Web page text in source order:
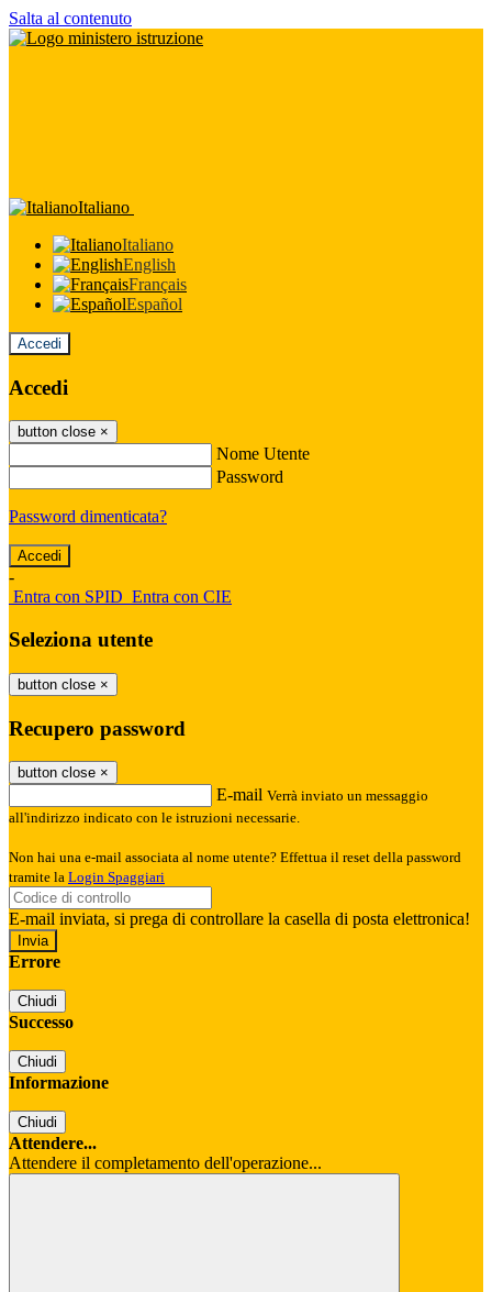
Salta al contenuto
Italiano
Italiano
English
Français
Español
Accedi
Accedi
button close ×
Nome Utente
Password
Password dimenticata?
-
Entra con SPID Entra con CIE
Seleziona utente
button close ×
Recupero password
button close ×
E-mail Verrà inviato un messaggio
all'indirizzo indicato con le istruzioni necessarie.
Non hai una e-mail associata al nome utente? Effettua il reset della password
tramite la Login Spaggiari
E-mail inviata, si prega di controllare la casella di posta elettronica!
Errore
Chiudi
Successo
Chiudi
Informazione
Chiudi
Attendere...
Attendere il completamento dell'operazione...